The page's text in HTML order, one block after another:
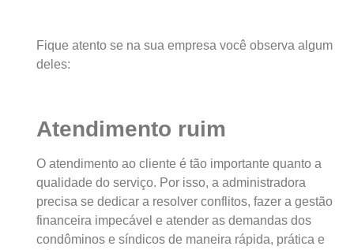
Fique atento se na sua empresa você observa algum
deles:
Atendimento ruim
O atendimento ao cliente é tão importante quanto a
qualidade do serviço. Por isso, a administradora
precisa se dedicar a resolver conflitos, fazer a gestão
financeira impecável e atender as demandas dos
condôminos e síndicos de maneira rápida, prática e